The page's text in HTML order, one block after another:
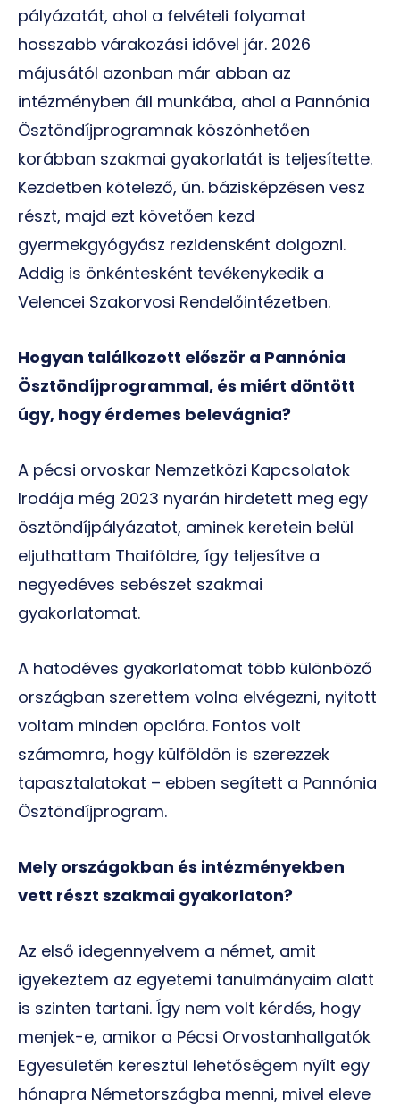
pályázatát, ahol a felvételi folyamat
hosszabb várakozási idővel jár. 2026
májusától azonban már abban az
intézményben áll munkába, ahol a Pannónia
Ösztöndíjprogramnak köszönhetően
korábban szakmai gyakorlatát is teljesítette.
Kezdetben kötelező, ún. bázisképzésen vesz
részt, majd ezt követően kezd
gyermekgyógyász rezidensként dolgozni.
Addig is önkéntesként tevékenykedik a
Velencei Szakorvosi Rendelőintézetben.
Hogyan találkozott először a Pannónia
Ösztöndíjprogrammal, és miért döntött
úgy, hogy érdemes belevágnia?
A pécsi orvoskar Nemzetközi Kapcsolatok
Irodája még 2023 nyarán hirdetett meg egy
ösztöndíjpályázatot, aminek keretein belül
eljuthattam Thaiföldre, így teljesítve a
negyedéves sebészet szakmai
gyakorlatomat.
A hatodéves gyakorlatomat több különböző
országban szerettem volna elvégezni, nyitott
voltam minden opcióra. Fontos volt
számomra, hogy külföldön is szerezzek
tapasztalatokat – ebben segített a Pannónia
Ösztöndíjprogram.
Mely országokban és intézményekben
vett részt szakmai gyakorlaton?
Az első idegennyelvem a német, amit
igyekeztem az egyetemi tanulmányaim alatt
is szinten tartani. Így nem volt kérdés, hogy
menjek-e, amikor a Pécsi Orvostanhallgatók
Egyesületén keresztül lehetőségem nyílt egy
hónapra Németországba menni, mivel eleve